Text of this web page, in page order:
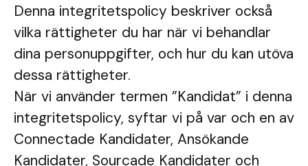
Denna integritetspolicy beskriver också
vilka rättigheter du har när vi behandlar
dina personuppgifter, och hur du kan utöva
dessa rättigheter.
När vi använder termen ”Kandidat” i denna
integritetspolicy, syftar vi på var och en av
Connectade Kandidater, Ansökande
Kandidater, Sourcade Kandidater och